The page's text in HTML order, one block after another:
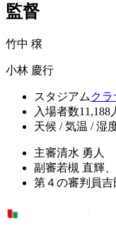
監督
竹中 穣
小林 慶行
スタジアム ク
入場者数11,188
天候 / 気温 / 湿
主審清水 勇人
副審若槻 直輝
第４の審判員吉